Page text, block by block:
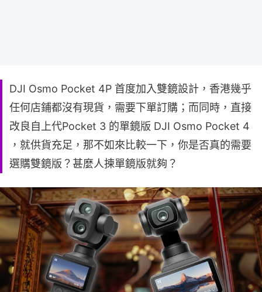
DJI Osmo Pocket 4P 首度加入雙鏡設計，香港幾乎
任何店鋪都沒有現貨，需要下單訂購；而同時，直接
改良自上代Pocket 3 的單鏡版 DJI Osmo Pocket 4
，就供貨充足，那不如來比較一下，你是否真的需要
選購雙鏡版？甚麼人揀單鏡版就夠？